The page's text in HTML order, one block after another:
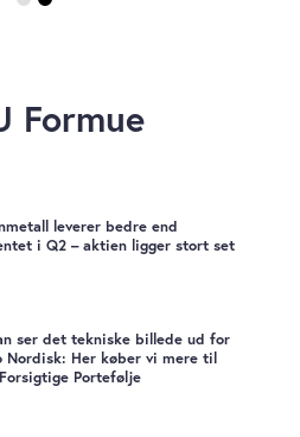
Formue
leverer bedre end
i Q2 – aktien ligger stort set
ser det tekniske billede ud for
Nordisk: Her køber vi mere til
Portefølje